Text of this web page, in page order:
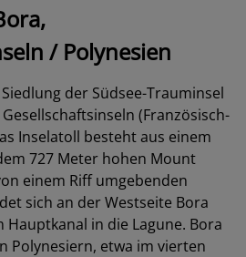
/ Polynesien
der Südsee-Trauminsel
(Französisch-
Inselatoll besteht aus einem
727 Meter hohen Mount
einem Riff umgebenden
sich an der Westseite Bora
Hauptkanal in die Lagune. Bora
Polynesiern, etwa im vierten